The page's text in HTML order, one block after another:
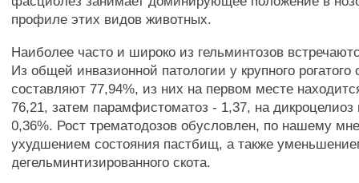
профиле этих видов животных.
Наиболее часто и широко из гельминтозов
Из общей инвазионной патологии у крупного рогатого
составляют 77,94%, из них на первом месте
76,21, затем парамфистоматоз - 1,37, на дикроцелиоз
0,36%. Рост трематодозов обусловлен, по нашему
ухудшением состояния пастбищ, а также
дегельминтизированного скота.